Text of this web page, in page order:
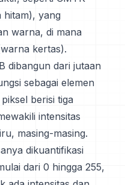
hitam), yang
warna, di mana
kertas).
dibangun dari jutaan
sebagai elemen
berisi tiga
intensitas
masing-masing.
dikuantifikasi
dari 0 hingga 255,